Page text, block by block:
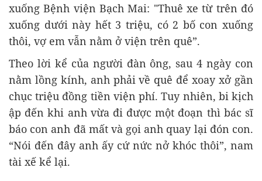
xuống Bệnh viện Bạch Mai: "Thuê xe từ trên đó
xuống dưới này hết 3 triệu, có 2 bố con xuống
thôi, vợ em vẫn nằm ở viện trên quê”.
Theo lời kể của người đàn ông, sau 4 ngày con
nằm lồng kính, anh phải về quê để xoay xở gần
chục triệu đồng tiền viện phí. Tuy nhiên, bi kịch
ập đến khi anh vừa đi được một đoạn thì bác sĩ
báo con anh đã mất và gọi anh quay lại đón con.
“Nói đến đây anh ấy cứ nức nở khóc thôi”, nam
tài xế kể lại.